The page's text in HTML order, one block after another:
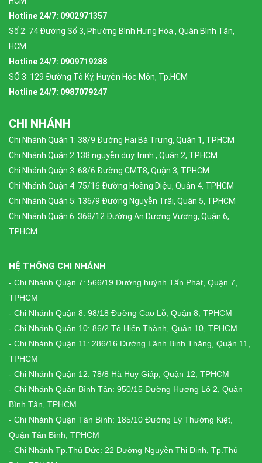
Hotline 24/7: 0902971357
Số 2: 74 Đường Số 3, Phường Bình Hưng Hòa , Quận Bình Tân,
HCM
Hotline 24/7: 0909719288
SỐ 3: 129 Đường Tô Ký, Huyện Hóc Môn, Tp.HCM
Hotline 24/7: 0987079247
CHI NHÁNH
Chi Nhánh Quận 1: 38/9 Đường Hai Bà Trưng, Quận 1, TPHCM
Chi Nhánh Quận 2:138 nguyễn duy trinh , Quận 2, TPHCM
Chi Nhánh Quận 3: 68/6 Đường CMT8, Quận 3, TPHCM
Chi Nhánh Quận 4: 75/16 Đường Hoàng Diệu, Quận 4, TPHCM
Chi Nhánh Quận 5: 136/9 Đường Nguyễn Trãi, Quận 5, TPHCM
Chi Nhánh Quận 6: 368/12 Đường An Dương Vương, Quận 6,
TPHCM
HỆ THỐNG CHI NHÁNH
- Chi Nhánh Quận 7: 566/19 Đường huỳnh Tấn Phát, Quận 7,
TPHCM
- Chi Nhánh Quận 8: 98/18 Đường Cao Lỗ, Quận 8, TPHCM
- Chi Nhánh Quận 10: 86/2 Tô Hiến Thành, Quận 10, TPHCM
- Chi Nhánh Quận 11: 286/16 Đường Lãnh Binh Thăng, Quận 11,
TPHCM
- Chi Nhánh Quận 12: 78/8 Hà Huy Giáp, Quận 12, TPHCM
- Chi Nhánh Quận Bình Tân: 950/15 Đường Hương Lộ 2, Quận
Bình Tân, TPHCM
- Chi Nhánh Quận Tân Bình: 185/10 Đường Lý Thường Kiệt,
Quận Tân Bình, TPHCM
- Chi Nhánh Tp.Thủ Đức: 22 Đường Nguyễn Thị Định, Tp.Thủ